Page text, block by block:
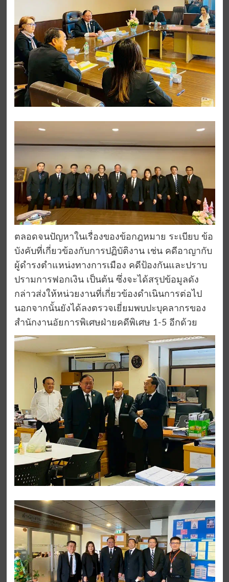
ตลอดจนปัญหาในเรื่องของข้อกฎหมาย ระเบียบ ข้อ
บังคับที่เกี่ยวข้องกับการปฏิบัติงาน เช่น คดีอาญากับ
ผู้ดำรงตำแหน่งทางการเมือง คดีป้องกันและปราบ
ปรามการฟอกเงิน เป็นต้น ซึ่งจะได้สรุปข้อมูลดัง
กล่าวส่งให้หน่วยงานที่เกี่ยวข้องดำเนินการต่อไป
นอกจากนั้นยังได้ลงตรวจเยี่ยมพบปะบุคลากรของ
สำนักงานอัยการพิเศษฝ่ายคดีพิเศษ 1-5 อีกด้วย